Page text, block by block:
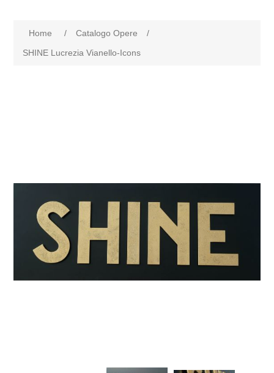
Home / Catalogo Opere
/
SHINE Lucrezia Vianello-Icons